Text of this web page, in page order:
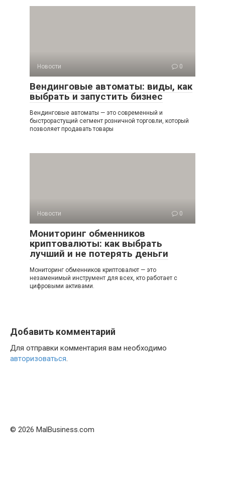
Новости 0
Вендинговые автоматы: виды, как
выбрать и запустить бизнес
Вендинговые автоматы — это современный и
быстрорастущий сегмент розничной торговли, который
позволяет продавать товары
Новости 0
Мониторинг обменников
криптовалюты: как выбрать
лучший и не потерять деньги
Мониторинг обменников криптовалют — это
незаменимый инструмент для всех, кто работает с
цифровыми активами.
Добавить комментарий
Для отправки комментария вам необходимо
авторизоваться.
© 2026 MalBusiness.com